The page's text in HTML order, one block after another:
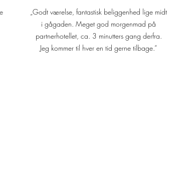
„Godt værelse, fantastisk beliggenhed lige midt
i gågaden. Meget god morgenmad på
partnerhotellet, ca. 3 minutters gang derfra.
Jeg kommer til hver en tid gerne tilbage.“